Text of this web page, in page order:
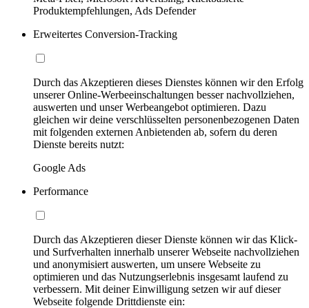
Produktempfehlungen, Ads Defender
Erweitertes Conversion-Tracking
Durch das Akzeptieren dieses Dienstes können wir den Erfolg
unserer Online-Werbeeinschaltungen besser nachvollziehen,
auswerten und unser Werbeangebot optimieren. Dazu
gleichen wir deine verschlüsselten personenbezogenen Daten
mit folgenden externen Anbietenden ab, sofern du deren
Dienste bereits nutzt:
Google Ads
Performance
Durch das Akzeptieren dieser Dienste können wir das Klick-
und Surfverhalten innerhalb unserer Webseite nachvollziehen
und anonymisiert auswerten, um unsere Webseite zu
optimieren und das Nutzungserlebnis insgesamt laufend zu
verbessern. Mit deiner Einwilligung setzen wir auf dieser
Webseite folgende Drittdienste ein: